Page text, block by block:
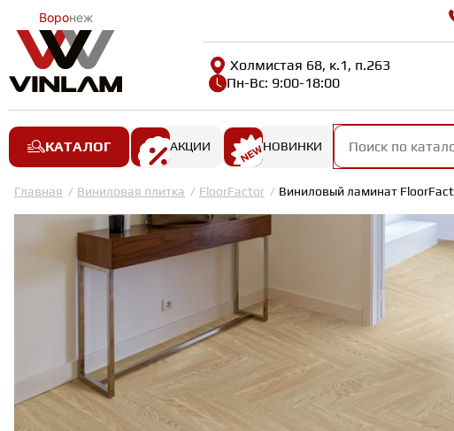
Воронеж
Холмистая 68, к.1, п.263
Пн-Вс: 9:00-18:00
КАТАЛОГ АКЦИИ НОВИНКИ
Главная Виниловая плитка FloorFactor Виниловый ламинат